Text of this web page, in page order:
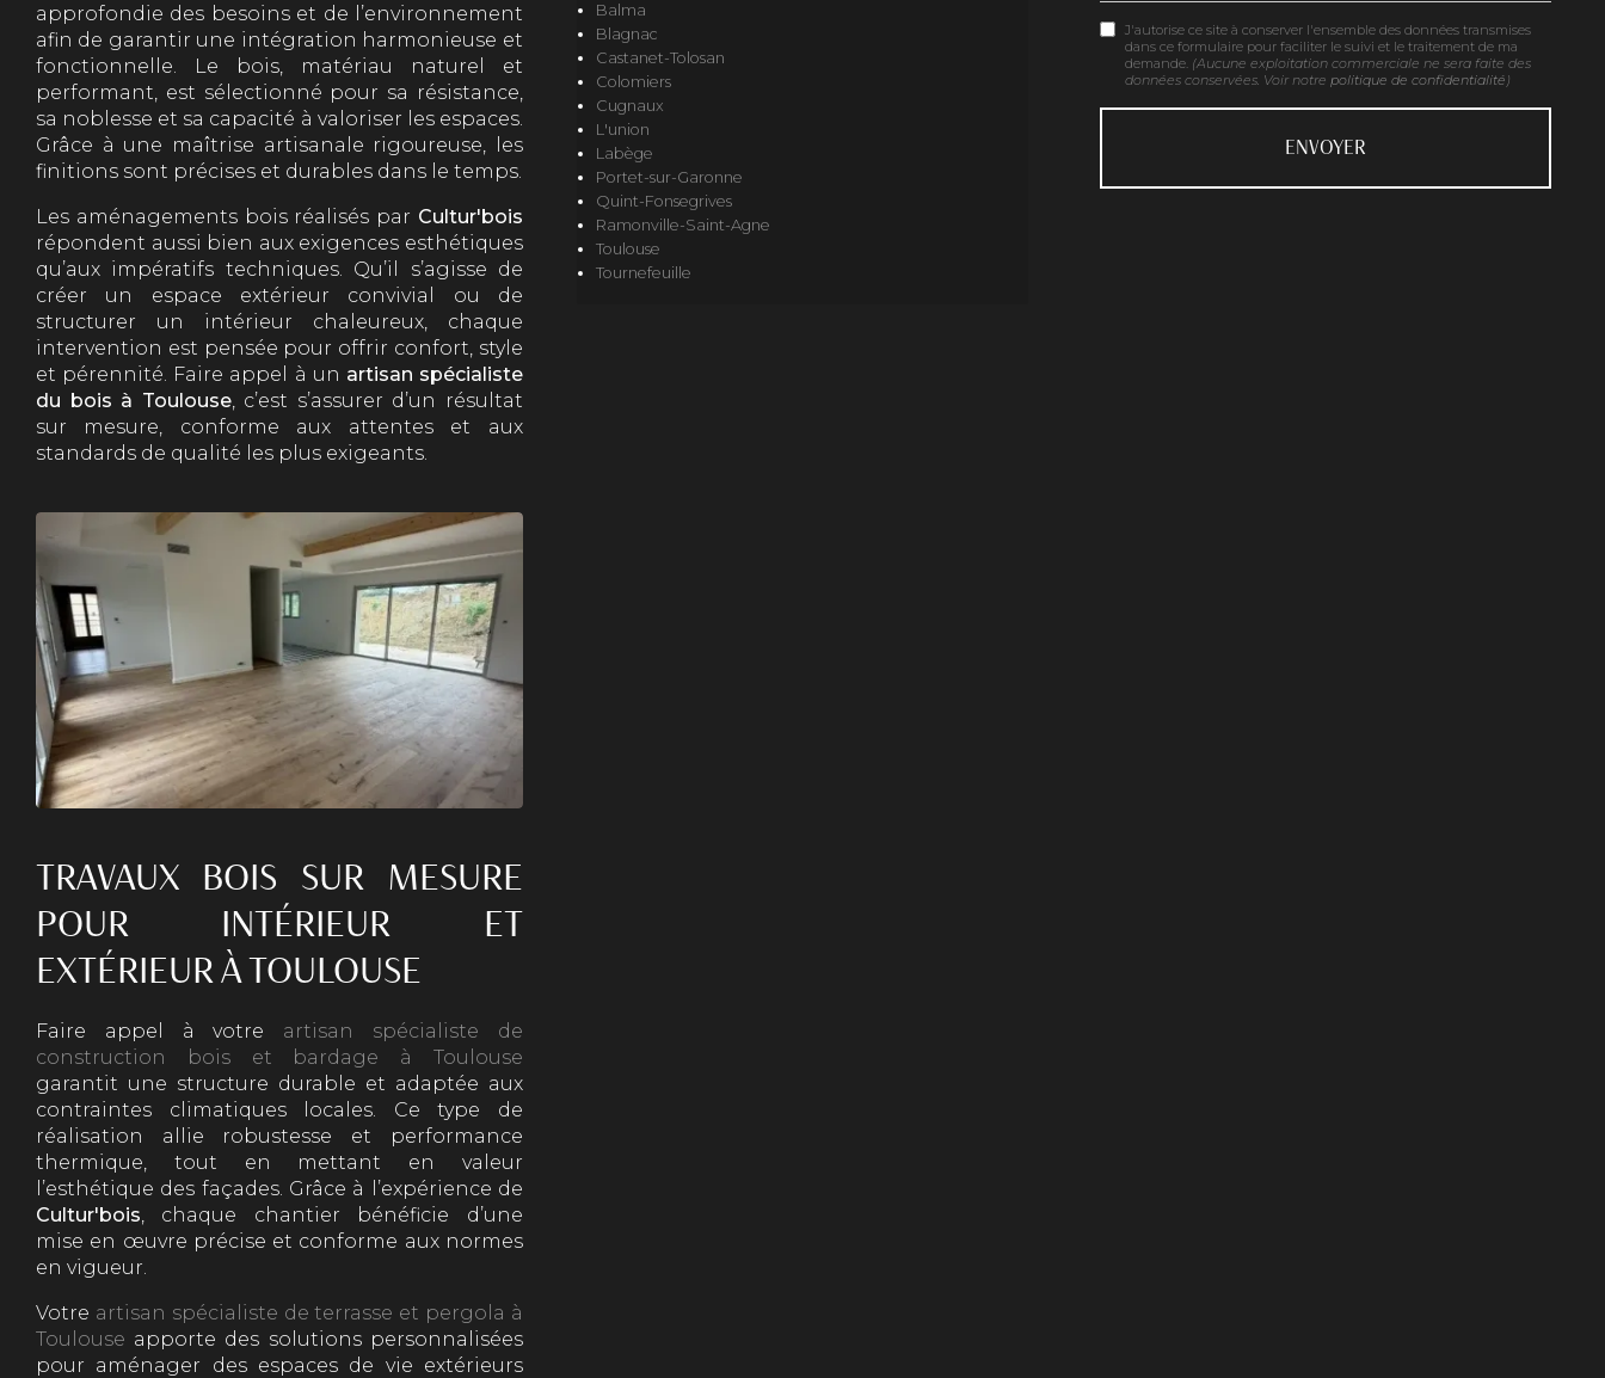
approfondie des besoins et de l’environnement
afin de garantir une intégration harmonieuse et
fonctionnelle. Le bois, matériau naturel et
performant, est sélectionné pour sa résistance,
sa noblesse et sa capacité à valoriser les espaces.
Grâce à une maîtrise artisanale rigoureuse, les
finitions sont précises et durables dans le temps.
Les aménagements bois réalisés par Cultur'bois
répondent aussi bien aux exigences esthétiques
qu’aux impératifs techniques. Qu’il s’agisse de
créer un espace extérieur convivial ou de
structurer un intérieur chaleureux, chaque
intervention est pensée pour offrir confort, style
et pérennité. Faire appel à un artisan spécialiste
du bois à Toulouse, c’est s’assurer d’un résultat
sur mesure, conforme aux attentes et aux
standards de qualité les plus exigeants.
TRAVAUX BOIS SUR MESURE
POUR INTÉRIEUR ET
EXTÉRIEUR À TOULOUSE
Faire appel à votre artisan spécialiste de
construction bois et bardage à Toulouse
garantit une structure durable et adaptée aux
contraintes climatiques locales. Ce type de
réalisation allie robustesse et performance
thermique, tout en mettant en valeur
l’esthétique des façades. Grâce à l’expérience de
Cultur'bois , chaque chantier bénéficie d’une
mise en œuvre précise et conforme aux normes
en vigueur.
Votre artisan spécialiste de terrasse et pergola à
Toulouse apporte des solutions personnalisées
pour aménager des espaces de vie extérieurs
Balma
Blagnac
Castanet-Tolosan
Colomiers
Cugnaux
L'union
Labège
Portet-sur-Garonne
Quint-Fonsegrives
Ramonville-Saint-Agne
Toulouse
Tournefeuille
J'autorise ce site à conserver l'ensemble des données transmises
dans ce formulaire pour faciliter le suivi et le traitement de ma
demande. (Aucune exploitation commerciale ne sera faite des
données conservées. Voir notre politique de confidentialité )